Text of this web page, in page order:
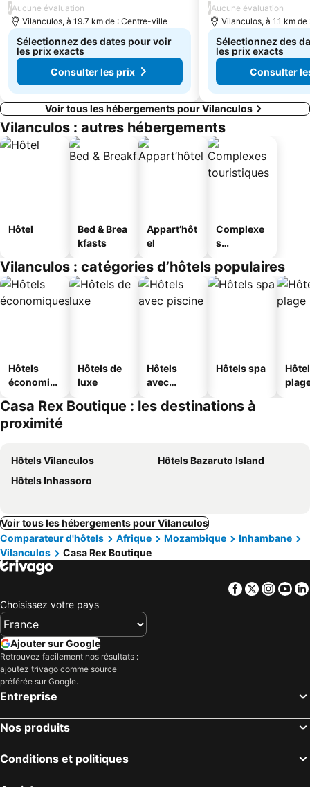
/Aucune évaluation
Vilanculos, à 19.7 km de : Centre-ville
Sélectionnez des dates pour voir
les prix exacts
Consulter les prix
/Aucune évaluation
Vilanculos, à 1.1 km
Sélectionnez des
les prix exacts
Consulter
Voir tous les hébergements pour Vilanculos
Vilanculos : autres hébergements
Hôtel
Bed & Brea
kfasts
Appart’hôt
el
Complexe
s
s
Vilanculos : catégories d’hôtels populaires
Hôtels
économiq
Hôtels de
luxe
Hôtels
avec
Hôtels spa
Casa Rex Boutique : les destinations à
proximité
Hôtels Vilanculos
Hôtels Bazaruto Island
Hôtels Inhassoro
Voir tous les hébergements pour Vilanculos
Comparateur d'hôtels
Afrique Mozambique
Inhambane
Vilanculos
Casa Rex Boutique
Facebook
Twitter
Choisissez votre pays
Ajouter sur Google
Retrouvez facilement nos résultats :
ajoutez trivago comme source
préférée sur Google.
Entreprise
Nos produits
Conditions et politiques